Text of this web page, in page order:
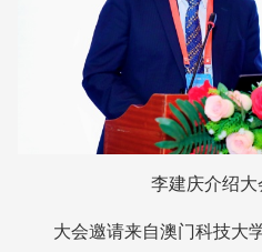
李建庆介绍
大会邀请来自澳门科技大